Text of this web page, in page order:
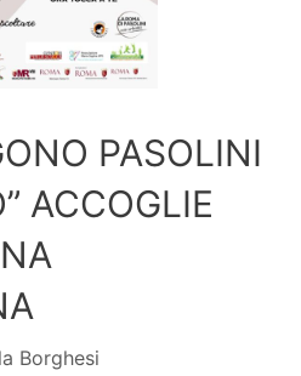
PASOLINI
ACCOGLIE
Borghesi